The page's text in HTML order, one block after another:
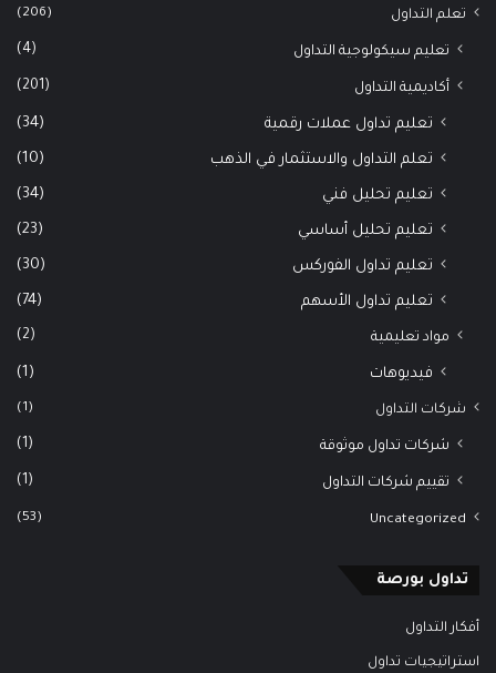
تعلم التداول (206)
تعليم سيكولوجية التداول (4)
أكاديمية التداول (201)
تعليم تداول عملات رقمية (34)
تعلم التداول والاستثمار في الذهب (10)
تعليم تحليل فني (34)
تعليم تحليل أساسي (23)
تعليم تداول الفوركس (30)
تعليم تداول الأسهم (74)
مواد تعليمية (2)
فيديوهات (1)
شركات التداول (1)
شركات تداول موثوقة (1)
تقييم شركات التداول (1)
Uncategorized
(53)
تداول بورصة
أفكار التداول
استراتيجيات تداول